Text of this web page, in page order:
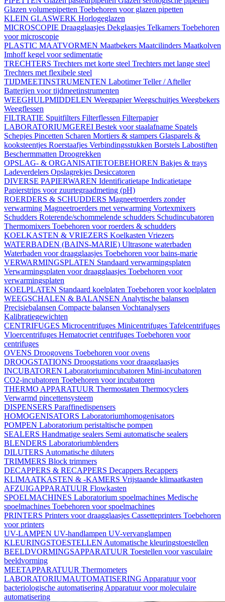
Glazen volumepipetten Toebehoren voor glazen pipetten
KLEIN GLASWERK Horlogeglazen
MICROSCOPIE Draagglaasjes Dekglaasjes Telkamers Toebehoren
voor microscopie
PLASTIC MAATVORMEN Maatbekers Maatcilinders Maatkolven
Imhoff kegel voor sedimentatie
TRECHTERS Trechters met korte steel Trechters met lange steel
Trechters met flexibele steel
TIJDMEETINSTRUMENTEN LabotimerTeller / Afteller
Batterijen voor tijdmeetinstrumenten
WEEGHULPMIDDELEN WeegpapierWeegschuitjes Weegbekers
Weegflessen
FILTRATIE Spuitfilters Filterflessen Filterpapier
LABORATORIUMGEREI Bestek voor staalafname Spatels
Schepjes Pincetten Scharen Mortiers & stampers Glasparels &
kooksteentjes Roerstaafjes Verbindingsstukken Borstels Labostiften
Beschermmatten Droogrekken
OPSLAG- & ORGANISATIETOEBEHOREN Bakjes & trays
Ladeverdelers Opslagrekjes Desiccatoren
DIVERSE PAPIERWAREN Identificatietape Indicatietape
Papierstrips voor zuurtegraadmeting (pH)
ROERDERS & SCHUDDERS Magneetroerders zonder
verwarming Magneetroerders met verwarming Vortexmixers
Schudders Roterende/schommelende schudders Schudincubatoren
Thermomixers Toebehoren voor roerders & schudders
KOELKASTEN & VRIEZERS Koelkasten Vriezers
WATERBADEN (BAINS-MARIE) Ultrasone waterbaden
Waterbaden voor draagglaasjes Toebehoren voor bains-marie
VERWARMINGSPLATEN Standaard verwarmingsplaten
Verwarmingsplaten voor draagglaasjes Toebehoren voor
verwarmingsplaten
KOELPLATEN Standaard koelplaten Toebehoren voor koelplaten
WEEGSCHALEN & BALANSEN Analytische balansen
Precisiebalansen Compacte balansen Vochtanalysers
Kalibratiegewichten
CENTRIFUGES Microcentrifuges Minicentrifuges Tafelcentrifuges
Vloercentrifuges Hematocriet centrifuges Toebehoren voor
centrifuges
OVENS Droogovens Toebehoren voor ovens
DROOGSTATIONS Droogstations voor draagglaasjes
INCUBATOREN Laboratoriumincubatoren Mini-incubatoren
CO2-incubatoren Toebehoren voor incubatoren
THERMO APPARATUUR Thermostaten Thermocyclers
Verwarmd pincettensysteem
DISPENSERS Paraffinedispensers
HOMOGENISATORS Laboratoriumhomogenisators
POMPEN Laboratorium peristaltische pompen
SEALERS Handmatige sealers Semi automatische sealers
BLENDERS Laboratoriumblenders
DILUTERS Automatische diluters
TRIMMERS Block trimmers
DECAPPERS & RECAPPERS Decappers Recappers
KLIMAATKASTEN & -KAMERS Vrijstaande klimaatkasten
AFZUIGAPPARATUUR Flowkasten
SPOELMACHINES Laboratorium spoelmachines Medische
spoelmachines Toebehoren voor spoelmachines
PRINTERS Printers voor draagglaasjes Cassetteprinters Toebehoren
voor printers
UV-LAMPEN UV-handlampen UV-vervanglampen
KLEURINGSTOESTELLEN Automatische kleuringstoestellen
BEELDVORMINGSAPPARATUUR Toestellen voor vasculaire
beeldvorming
MEETAPPARATUUR Thermometers
LABORATORIUMAUTOMATISERING Apparatuur voor
bacteriologische automatisering Apparatuur voor moleculaire
automatisering